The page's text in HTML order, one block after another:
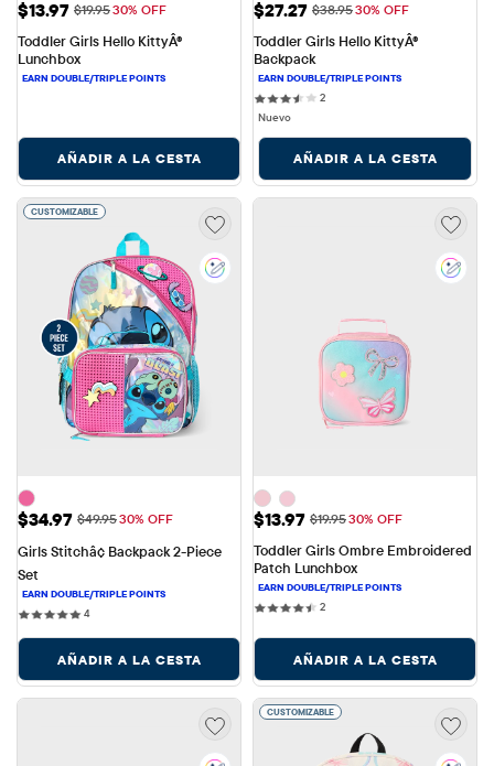
Precio de venta: $13.97
$13.97 Precio original: $19.95
$19.9530% OFF
Toddler Girls Hello KittyÂ®
Lunchbox
AÑADIR A LA CESTA
Precio de venta: $27.27
$27.27 Precio original: $38.95
$38.9530% OFF
Toddler Girls Hello KittyÂ®
Backpack
22 reviews
Nuevo
AÑADIR A LA CESTA
CUSTOMIZABLE
Precio de venta: $34.97
$34.97 Precio original: $49.95
$49.9530% OFF
Girls Stitchâ¢ Backpack 2-Piece
Set
44 reviews
AÑADIR A LA CESTA
Precio de venta: $13.97
$13.97 Precio original: $19.95
$19.9530% OFF
Toddler Girls Ombre Embroidered
Patch Lunchbox
22 reviews
AÑADIR A LA CESTA
CUSTOMIZABLE